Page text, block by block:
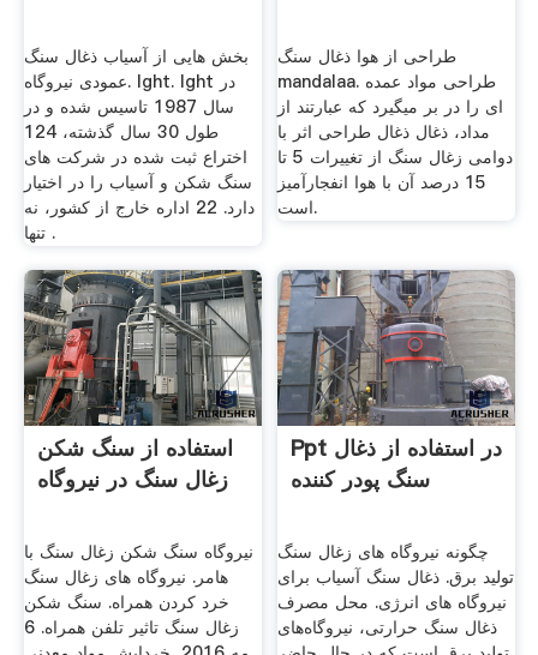
بخش هایی از آسیاب ذغال سنگ
عمودی نیروگاه. lght. lght در
سال 1987 تاسیس شده و در
طول 30 سال گذشته، 124
اختراع ثبت شده در شركت های
سنگ شكن و آسیاب را در اختیار
دارد. 22 اداره خارج از کشور، نه
تنها .
طراحی از هوا ذغال سنگ
mandalaa. طراحی مواد عمده
ای را در بر میگیرد که عبارتند از
مداد، ذغال ذغال طراحی اثر با
دوامی زغال سنگ از تغییرات 5 تا
15 درصد آن با هوا انفجار‌آمیز
است.
استفاده از سنگ شکن
زغال سنگ در نیروگاه
نیروگاه سنگ شکن زغال سنگ با
هامر. نیروگاه های زغال سنگ
خرد کردن همراه. سنگ شکن
زغال سنگ تاثیر تلفن همراه. 6
Ppt در استفاده از ذغال
سنگ پودر کننده
چگونه نیروگاه های زغال سنگ
تولید برق. ذغال سنگ آسیاب برای
نیروگاه های انرژی. محل مصرف
ذغال سنگ حرارتی، نیروگاه‌های